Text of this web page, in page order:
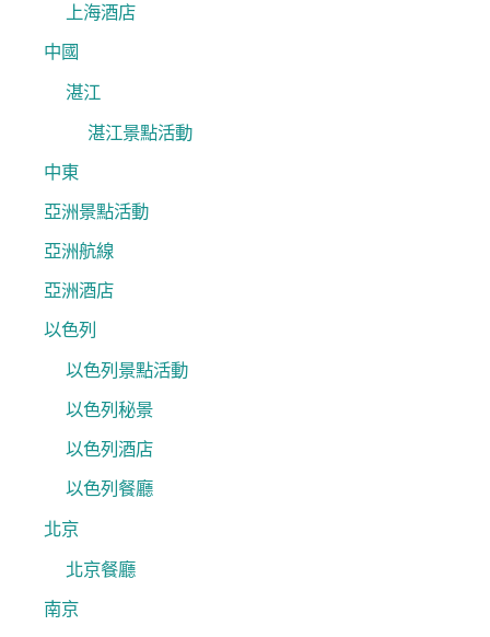
上海酒店
中國
湛江
湛江景點活動
中東
亞洲景點活動
亞洲航線
亞洲酒店
以色列
以色列景點活動
以色列秘景
以色列酒店
以色列餐廳
北京
北京餐廳
南京